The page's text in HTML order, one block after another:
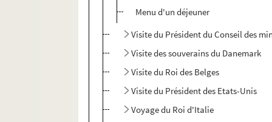
Menu d'un déjeuner
Visite du Président du Conseil des
Visite des souverains du Danemark
Visite du Roi des Belges
Visite du Président des Etats-Unis
Voyage du Roi d'Italie